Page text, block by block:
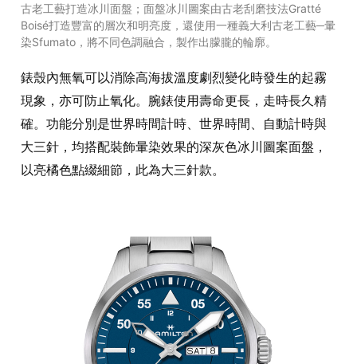
古老工藝打造冰川面盤；面盤冰川圖案由古老刮磨技法Gratté
Boisé打造豐富的層次和明亮度，還使用一種義大利古老工藝─暈
染Sfumato，將不同色調融合，製作出朦朧的輪廓。
錶殼內無氧可以消除高海拔溫度劇烈變化時發生的起霧
現象，亦可防止氧化。腕錶使用壽命更長，走時長久精
確。功能分別是世界時間計時、世界時間、自動計時與
大三針，均搭配裝飾暈染效果的深灰色冰川圖案面盤，
以亮橘色點綴細節，此為大三針款。